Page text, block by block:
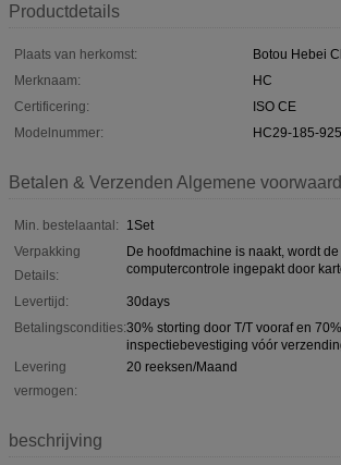
Productdetails
Plaats van herkomst:
Botou Hebei
Merknaam:
HC
Certificering:
ISO CE
Modelnummer:
HC29-185-925
Betalen & Verzenden Algemene
Min. bestelaantal:
1Set
Verpakking
Details:
De hoofdmachine is naakt, wordt
computercontrole ingepakt door
Levertijd:
30days
Betalingscondities:30% storting door T/T vooraf en
inspectiebevestiging vóór
Levering
vermogen:
20 reeksen/Maand
beschrijving